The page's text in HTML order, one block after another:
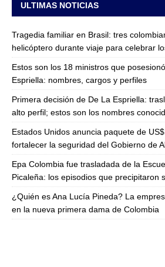
ULTIMAS NOTICIAS
Tragedia familiar en Brasil: tres
helicóptero durante viaje para celebrar
Estos son los 18 ministros que
Espriella: nombres, cargos y perfiles
Primera decisión de De La Espriella:
alto perfil; estos son los nombres
Estados Unidos anuncia paquete de
fortalecer la seguridad del Gobierno de
Epa Colombia fue trasladada de la
Picaleña: los episodios que precipitaron
¿Quién es Ana Lucía Pineda? La
en la nueva primera dama de Colombia